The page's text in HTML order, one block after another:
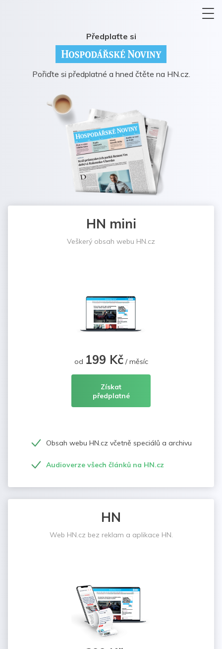
Předplaťte si
Pořiďte si předplatné a hned čtěte na HN.cz.
HN mini
Veškerý obsah webu HN.cz
od 199 Kč/ měsíc
Získat
předplatné
Obsah webu HN.cz včetně speciálů a archivu
Audioverze všech článků na HN.cz
HN
Web HN.cz bez reklam a aplikace HN.